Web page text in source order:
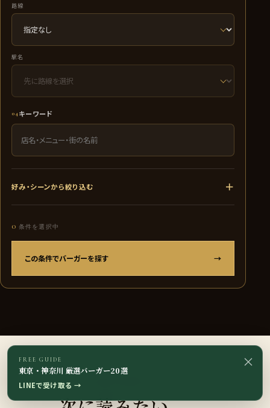
路線
駅名
04キーワード
好み・シーンから絞り込む ＋
0 条件を選択中
この条件でバーガーを探す →
×
FREE GUIDE
東京・神奈川 厳選バーガー20選
LINEで受け取る →